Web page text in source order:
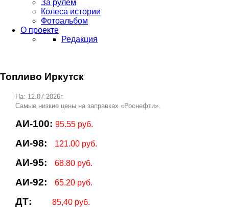
За рулем
Колеса истории
Фотоальбом
О проекте
Редакция
Топливо Иркутск
На: 12.07.2026г.
Самые низкие цены на заправках «Роснефти».
АИ-100: 95.55 руб.
АИ-98: 121.00 руб.
АИ-95: 68.80 руб.
АИ-92: 65.20 руб.
ДТ: 85,40 руб.